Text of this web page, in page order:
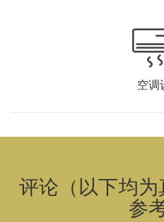
空调
评论（以下均
参